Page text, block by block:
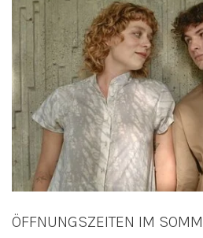
ÖFFNUNGSZEITEN IM